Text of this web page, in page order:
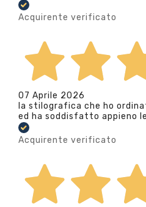
Acquirente verificato
07 Aprile 2026
la stilografica che ho
ed ha soddisfatto appieno
Acquirente verificato